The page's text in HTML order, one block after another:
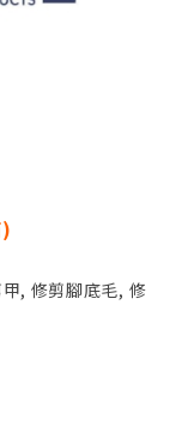
, 修剪腳底毛, 修
腺